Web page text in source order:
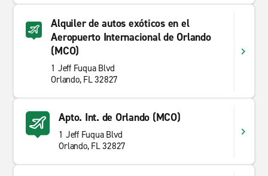
Alquiler de autos exóticos en el
Aeropuerto Internacional de Orlando
(MCO)
1 Jeff Fuqua Blvd
Orlando, FL 32827
Apto. Int. de Orlando (MCO)
1 Jeff Fuqua Blvd
Orlando, FL 32827